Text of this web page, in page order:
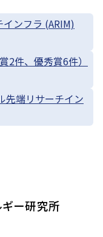
ンフラ (ARIM)
2件、優秀賞6件）
先端リサーチイン
ー研究所